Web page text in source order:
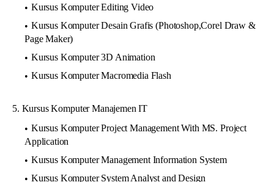
Kursus Komputer Editing Video
Kursus Komputer Desain Grafis (Photoshop,Corel Draw &
Page Maker)
Kursus Komputer 3D Animation
Kursus Komputer Macromedia Flash
5. Kursus Komputer Manajemen IT
Kursus Komputer Project Management With MS. Project
Application
Kursus Komputer Management Information System
Kursus Komputer System Analyst and Design